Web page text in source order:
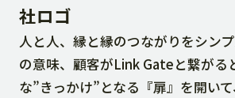
RECRUIT SITE
社ロゴ
人と人、縁と縁のつながりをシン
の意味、顧客がLink Gateと繋がる
な”きっかけ”となる『扉』を開い